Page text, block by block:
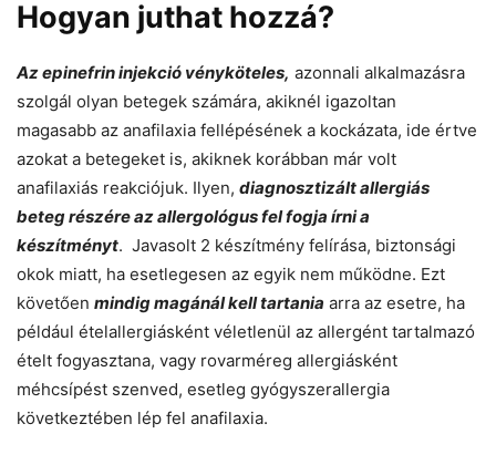
Hogyan juthat hozzá?
Az epinefrin injekció vényköteles, azonnali alkalmazásra
szolgál olyan betegek számára, akiknél igazoltan
magasabb az anafilaxia fellépésének a kockázata, ide értve
azokat a betegeket is, akiknek korábban már volt
anafilaxiás reakciójuk. Ilyen, diagnosztizált allergiás
beteg részére az allergológus fel fogja írni a
készítményt. Javasolt 2 készítmény felírása, biztonsági
okok miatt, ha esetlegesen az egyik nem működne. Ezt
követően mindig magánál kell tartania arra az esetre, ha
például ételallergiásként véletlenül az allergént tartalmazó
ételt fogyasztana, vagy rovarméreg allergiásként
méhcsípést szenved, esetleg gyógyszerallergia
következtében lép fel anafilaxia.